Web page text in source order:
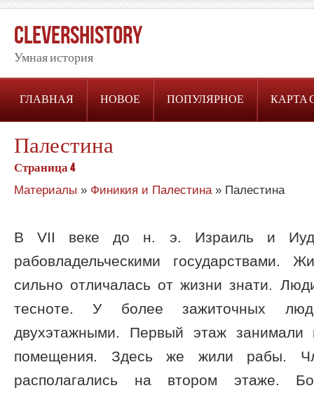
CleversHistory
Умная история
ГЛАВНАЯ НОВОЕ ПОПУЛЯРНОЕ КАРТА
Палестина
Страница 4
Материалы » Финикия и Палестина» Палестина
В VII веке до н. э. Израиль и
рабовладельческими государствами.
сильно отличалась от жизни знати.
тесноте. У более зажиточных
двухэтажными. Первый этаж занимали
помещения. Здесь же жили рабы.
располагались на втором этаже.